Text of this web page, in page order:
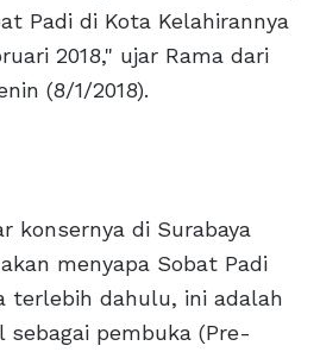
Padi di Kota Kelahirannya
2018," ujar Rama dari
(8/1/2018).
konsernya di Surabaya
menyapa Sobat Padi
terlebih dahulu, ini adalah
sebagai pembuka (Pre-